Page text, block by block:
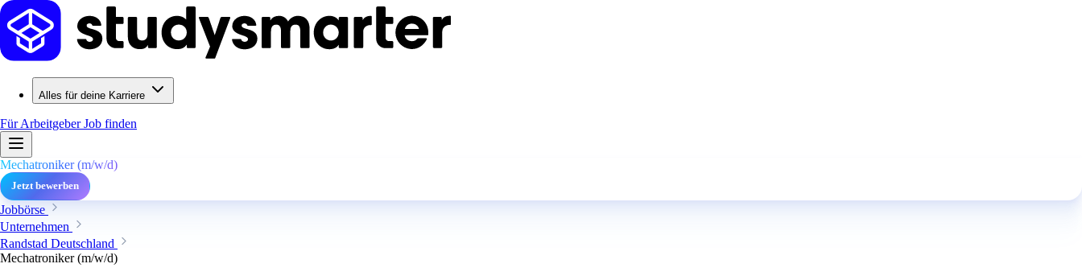
Alles für deine Karriere
Für ArbeitgeberJob finden
Mechatroniker (m/w/d)
Jetzt bewerben
Jobbörse
Unternehmen
Randstad Deutschland
Mechatroniker (m/w/d)